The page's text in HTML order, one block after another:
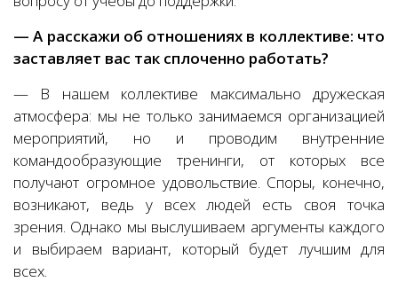
— А расскажи об отношениях в коллективе: что
заставляет вас так сплоченно работать?
— В нашем коллективе максимально дружеская
атмосфера: мы не только занимаемся организацией
мероприятий, но и проводим внутренние
командообразующие тренинги, от которых все
получают огромное удовольствие. Споры, конечно,
возникают, ведь у всех людей есть своя точка
зрения. Однако мы выслушиваем аргументы каждого
и выбираем вариант, который будет лучшим для
всех.